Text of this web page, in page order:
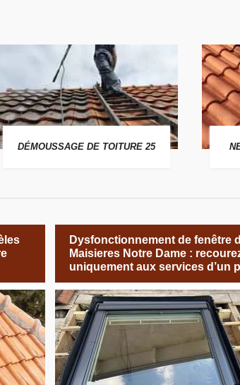
DÉMOUSSAGE DE TOITURE 25
Dysfonctionnement de fenêtre
Maisieres Notre Dame :
uniquement aux services d’un